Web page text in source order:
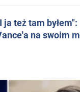
też tam
na swoim